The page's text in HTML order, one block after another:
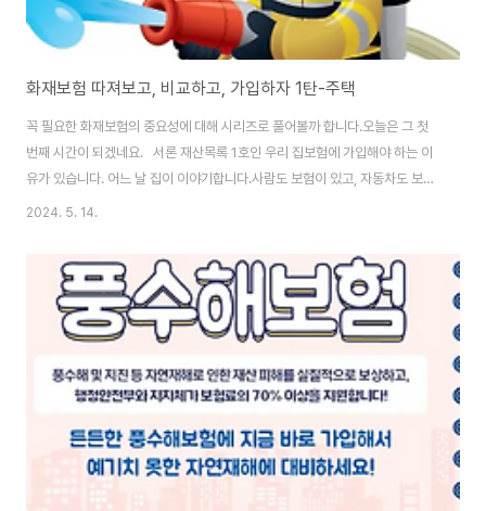
화재보험 따져보고, 비교하고, 가입하자 1탄-주택
꼭 필요한 화재보험의 중요성에 대해 시리즈로 풀어볼까 합니다.오늘은 그 첫
번째 시간이 되겠네요. 서론 재산목록 1호인 우리 집보험에 가입해야 하는 이
유가 있습니다. 어느 날 집이 이야기합니다.사람도 보험이 있고, 자동차도 보험
이 있고, 반려동물조차 보험이 있는데 나는 왜 보험이 없어? 평생의 노력을 들
기도 합니다. 그러나 화재는 예측할 수 없는 재앙 중 하나로, 큰 손실을 입힐 수
있습니다. 주택화재보험은 이러한 잠재적인 위험에 대비하여 주택 소유자에게
안전과 보호를 제공하는 필수적인 도구입니다. 화재로 인한 재산 손실 방지 화
재는 주택과 주변 재산에 큰 피해를 줄 수 있습니다. 가구, 전자제품, 가전제품
2024. 5. 14.